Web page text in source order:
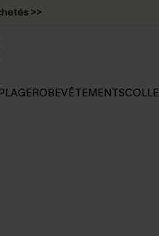
>>
ROBEVÊTEMENTS